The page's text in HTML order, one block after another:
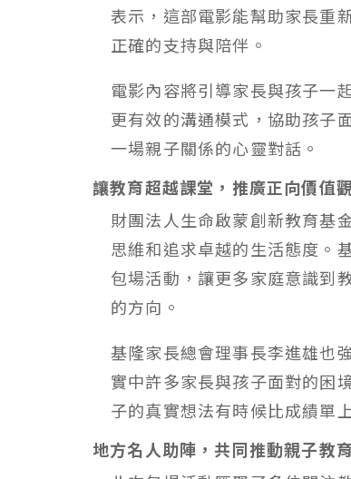
表示，這部電影能幫助家長重
正確的支持與陪伴。
電影內容將引導家長與孩子一
更有效的溝通模式，協助孩子
一場親子關係的心靈對話。
讓教育超越課堂，推廣正向價值
財團法人生命啟蒙創新教育基
思維和追求卓越的生活態度。
包場活動，讓更多家庭意識到
的方向。
基隆家長總會理事長李進雄也
實中許多家長與孩子面對的困
子的真實想法有時候比成績單
地方名人助陣，共同推動親子教育